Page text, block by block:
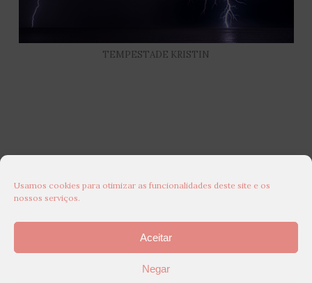
Usamos cookies para otimizar as funcionalidades deste site e os
nossos serviços.
Aceitar
Negar
TEMPESTADE KRISTIN